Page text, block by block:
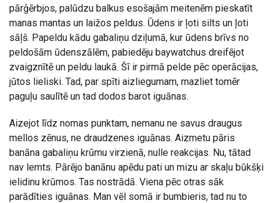
pārģērbjos, palūdzu balkus esošajām meitenēm pieskatīt
manas mantas un laižos peldus. Ūdens ir ļoti silts un ļoti
sāļš. Papeldu kādu gabaliņu dziļumā, kur ūdens brīvs no
peldošām ūdenszālēm, pabiedēju baywatchus dreifējot
zvaigznītē un peldu laukā. Šī ir pirmā pelde pēc operācijas,
jūtos lieliski. Tad, par spīti aizliegumam, mazliet tomēr
paguļu saulītē un tad dodos barot iguānas.
Aizejot līdz nomas punktam, nemanu ne savus draugus
mellos zēnus, ne draudzenes iguānas. Aizmetu pāris
banāna gabaliņu krūmu virzienā, nulle reakcijas. Nu, tātad
nav lemts. Pārējo banānu apēdu pati un mizu ar skaļu būkšķi
ielidinu krūmos. Tas nostrādā. Viena pēc otras sāk
parādīties iguānas. Man vēl somā ir bumbieris, tad nu to